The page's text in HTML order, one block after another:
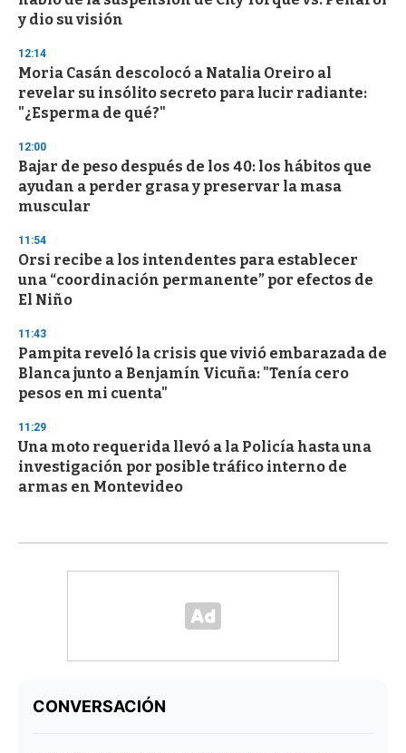
y dio su visión
12:14
Moria Casán descolocó a Natalia Oreiro al
revelar su insólito secreto para lucir radiante:
"¿Esperma de qué?"
12:00
Bajar de peso después de los 40: los hábitos que
ayudan a perder grasa y preservar la masa
muscular
11:54
Orsi recibe a los intendentes para establecer
una “coordinación permanente” por efectos de
El Niño
11:43
Pampita reveló la crisis que vivió embarazada de
Blanca junto a Benjamín Vicuña: "Tenía cero
pesos en mi cuenta"
11:29
Una moto requerida llevó a la Policía hasta una
investigación por posible tráfico interno de
armas en Montevideo